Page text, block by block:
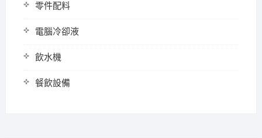
零件配料
電腦冷卻液
飲水機
餐飲設備